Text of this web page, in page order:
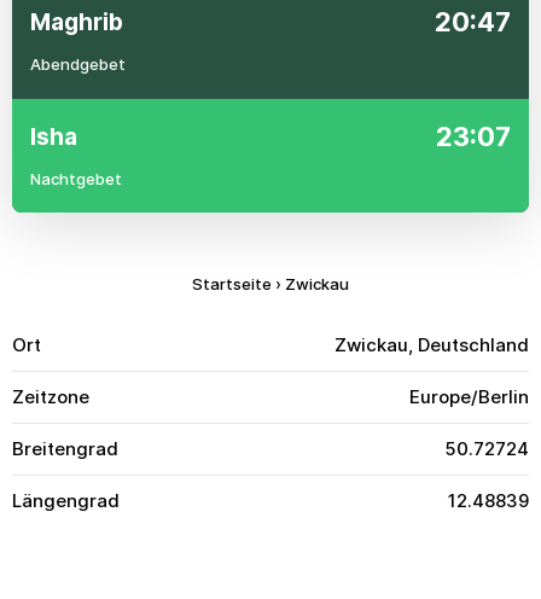
Maghrib 20:47
Abendgebet
Isha 23:07
Nachtgebet
Startseite › Zwickau
Ort Zwickau, Deutschland
Zeitzone Europe/Berlin
Breitengrad 50.72724
Längengrad 12.48839